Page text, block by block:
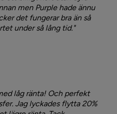
men Purple hade ännu
det fungerar bra än så
under så lång tid."
låg ränta! Och perfekt
Jag lyckades flytta 20%